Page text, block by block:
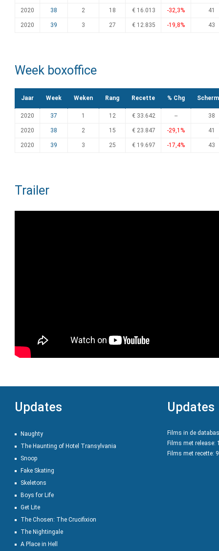
2020 38 2 18 € 16.013 -32,3% 41
2020 39 3 27 € 12.835 -19,8% 43
Week boxoffice
Jaar Week Weken Rang Recette % Chg
2020 37 1 12 € 33.642 -- 38
2020 38 2 15 € 23.847 -29,1% 41
2020 39 3 25 € 19.697 -17,4% 43
Trailer
Updates
Naughty
The Haunting of Hotel Transylvania
Snoop
Fake Skating
Skeletons
Boys for Life
Get Lite
The Chosen: The Crucifixion
The Nightingale
A Place in Hell
Updates
Films in de
Films met release:
Films met recette: